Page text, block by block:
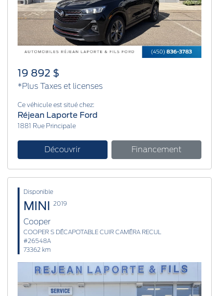
19 892 $
*Plus Taxes et licenses
Ce véhicule est situé chez:
Réjean Laporte Ford
1881 Rue Principale
Découvrir Financement
Disponible
MINI 2019
Cooper
COOPER S DÉCAPOTABLE CUIR CAMÉRA RECUL
#26548A
73362 km